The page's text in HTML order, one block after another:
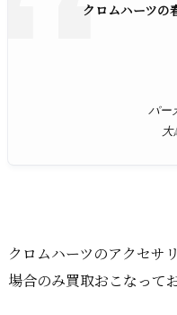
クロムハーツの
パー
大
クロムハーツのアクセサ
場合のみ買取おこなって